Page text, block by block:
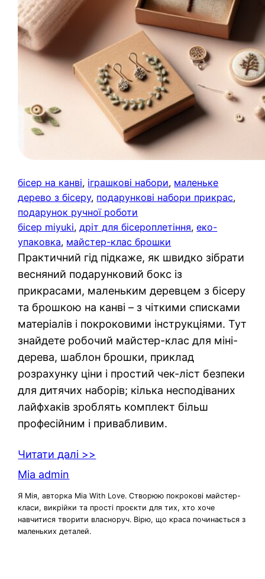
бісер на канві, іграшкові набори, маленьке
дерево з бісеру, подарункові набори прикрас
подарунок ручної роботи
бісер miyuki, дріт для бісероплетіння, еко-
упаковка, майстер-клас брошки
Практичний гід підкаже, як швидко зібрати
весняний подарунковий бокс із
прикрасами, маленьким деревцем з бісеру
та брошкою на канві – з чіткими списками
матеріалів і покроковими інструкціями. Тут
знайдете робочий майстер-клас для міні-
дерева, шаблон брошки, приклад
розрахунку ціни і простий чек-ліст безпеки
для дитячих наборів; кілька несподіваних
лайфхаків зроблять комплект більш
професійним і привабливим.
Читати далі >>
Mia admin
Я Мія, авторка Mia With Love. Створюю покрокові майстер-
класи, викрійки та прості проєкти для тих, хто хоче
навчитися творити власноруч. Вірю, що краса починається з
маленьких деталей.